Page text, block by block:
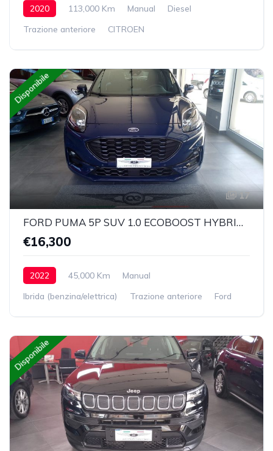
2020 113,000 Km Manual
Diesel
Trazione anteriore
CITROEN
Disponibile
17
FORD PUMA 5P SUV 1.0 ECOBOOST HYBRID 125CV ST-LINE
€16,300
2022 45,000 Km
Manual
Ibrida (benzina/elettrica)
Trazione anteriore Ford
Disponibile